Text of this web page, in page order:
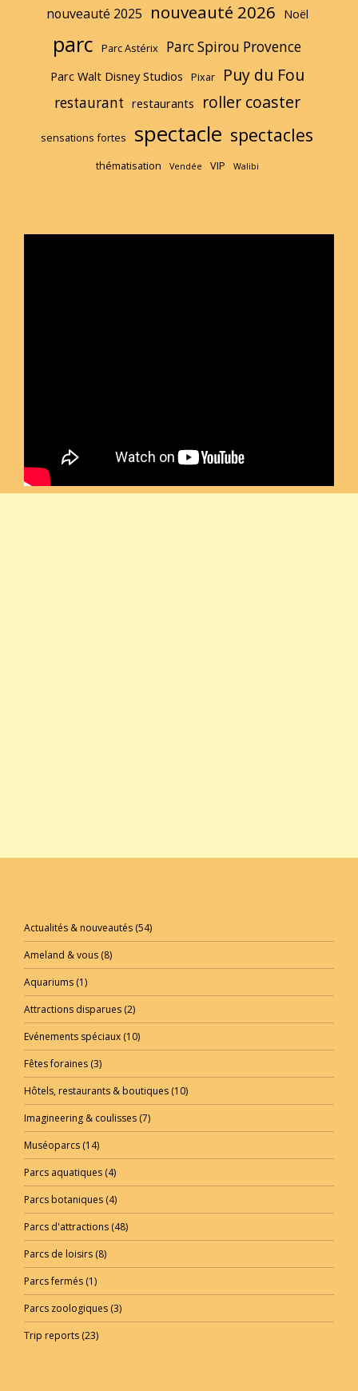
nouveauté 2025 nouveauté 2026 Noël
parc Parc Astérix Parc Spirou Provence
Parc Walt Disney Studios Pixar Puy du Fou
restaurant restaurants roller coaster
sensations fortes spectacle spectacles
thématisation Vendée VIP Walibi
Actualités & nouveautés (54)
Ameland & vous (8)
Aquariums (1)
Attractions disparues (2)
Evénements spéciaux (10)
Fêtes foraines (3)
Hôtels, restaurants & boutiques (10)
Imagineering & coulisses (7)
Muséoparcs (14)
Parcs aquatiques (4)
Parcs botaniques (4)
Parcs d'attractions (48)
Parcs de loisirs (8)
Parcs fermés (1)
Parcs zoologiques (3)
Trip reports (23)